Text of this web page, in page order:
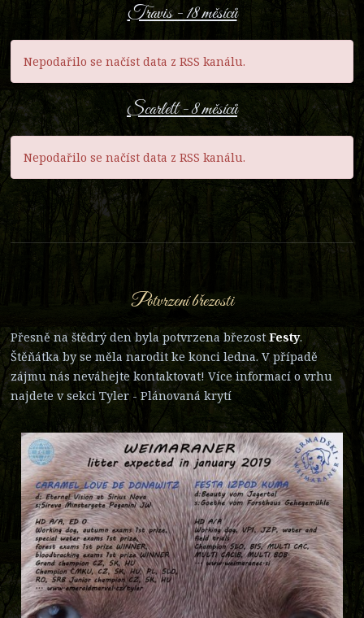
Travis - 18 měsíců
Nepodařilo se načíst data z RSS kanálu.
Scarlett - 8 měsíců
Nepodařilo se načíst data z RSS kanálu.
Potvrzení březosti
Přesně na štědrý den byla potvrzena březostFesty.
Štěňátka by se měla narodit ke konci ledna. V případě
zájmu nás neváhejte kontaktovat! Více informací o vrhu
najdete v sekci Tyler - Plánovaná krytí